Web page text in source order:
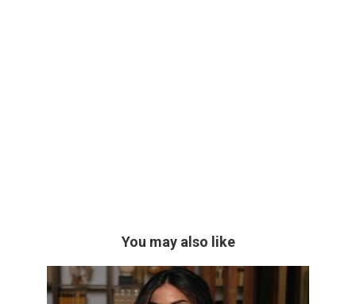
You may also like